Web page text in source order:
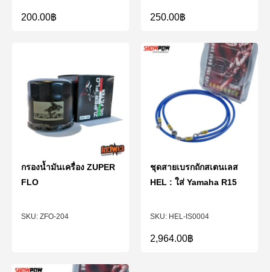
200.00฿ 250.00฿
ZFO-204
กรองน้ำมันเครื่อง ZUPER
FLO
HEL-IS0004
ชุดสายเบรกถักสเตนเลส
HEL : ใส่ Yamaha R15
2,964.00฿